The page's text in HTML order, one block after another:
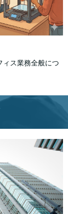
ィス業務全般につ